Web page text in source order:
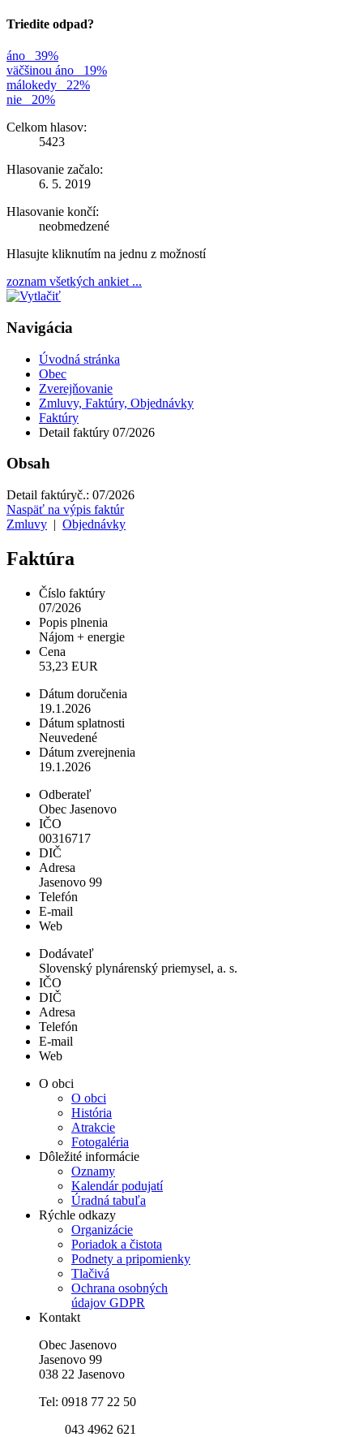
Triedite odpad?
áno
39%
väčšinou áno
19%
málokedy
22%
nie
20%
Celkom hlasov:
5423
Hlasovanie začalo:
6. 5. 2019
Hlasovanie končí:
neobmedzené
Hlasujte kliknutím na jednu z možností
zoznam všetkých ankiet ...
Navigácia
Úvodná stránka
Obec
Zverejňovanie
Zmluvy, Faktúry, Objednávky
Faktúry
Detail faktúry 07/2026
Obsah
Detail faktúryč.: 07/2026
Naspäť na výpis faktúr
Zmluvy | Objednávky
Faktúra
Číslo faktúry
07/2026
Popis plnenia
Nájom + energie
Cena
53,23 EUR
Dátum doručenia
19.1.2026
Dátum splatnosti
Neuvedené
Dátum zverejnenia
19.1.2026
Odberateľ
Obec Jasenovo
IČO
00316717
DIČ
Adresa
Jasenovo 99
Telefón
E-mail
Web
Dodávateľ
Slovenský plynárenský priemysel, a. s.
IČO
DIČ
Adresa
Telefón
E-mail
Web
O obci
O obci
História
Atrakcie
Fotogaléria
Dôležité informácie
Oznamy
Kalendár podujatí
Úradná tabuľa
Rýchle odkazy
Organizácie
Poriadok a čistota
Podnety a pripomienky
Tlačivá
Ochrana osobných
údajov GDPR
Kontakt
Obec Jasenovo
Jasenovo 99
038 22 Jasenovo
Tel: 0918 77 22 50
043 4962 621